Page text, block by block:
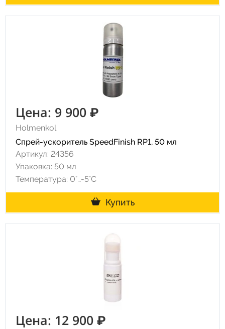
Цена: 9 900 ₽
Holmenkol
Спрей-ускоритель SpeedFinish RP1, 50 мл
Артикул: 24356
Упаковка: 50 мл
Температура: 0°…-5°C
Купить
Цена: 12 900 ₽